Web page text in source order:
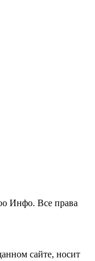
Инфо. Все права
сайте, носит